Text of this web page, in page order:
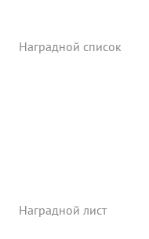
Наградной список
Наградной лист